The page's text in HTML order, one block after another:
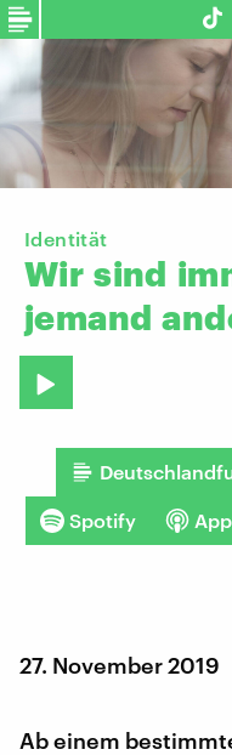
Identität
Wir sind
jemand
Spotify
27. November 2019
Ab einem